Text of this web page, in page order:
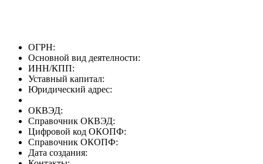
ОГРН:
Основной вид деятелности:
ИНН/КПП:
Уставный капитал:
Юридический адрес:
ОКВЭД:
Справочник ОКВЭД:
Цифровой код ОКОПФ:
Справочник ОКОПФ:
Дата создания: